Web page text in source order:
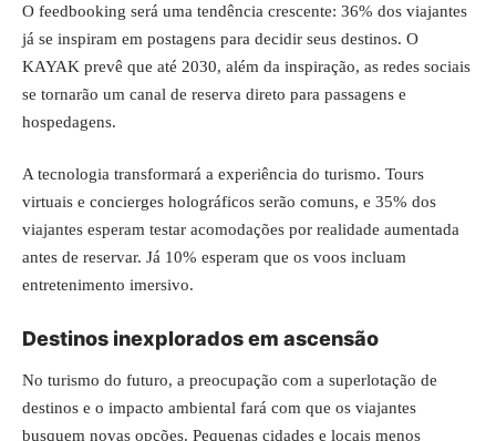
O feedbooking será uma tendência crescente: 36% dos viajantes
já se inspiram em postagens para decidir seus destinos. O
KAYAK prevê que até 2030, além da inspiração, as redes sociais
se tornarão um canal de reserva direto para passagens e
hospedagens.
A tecnologia transformará a experiência do turismo. Tours
virtuais e concierges holográficos serão comuns, e 35% dos
viajantes esperam testar acomodações por realidade aumentada
antes de reservar. Já 10% esperam que os voos incluam
entretenimento imersivo.
Destinos inexplorados em ascensão
No turismo do futuro, a preocupação com a superlotação de
destinos e o impacto ambiental fará com que os viajantes
busquem novas opções. Pequenas cidades e locais menos